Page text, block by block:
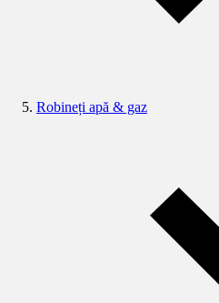
Robineți apă & gaz